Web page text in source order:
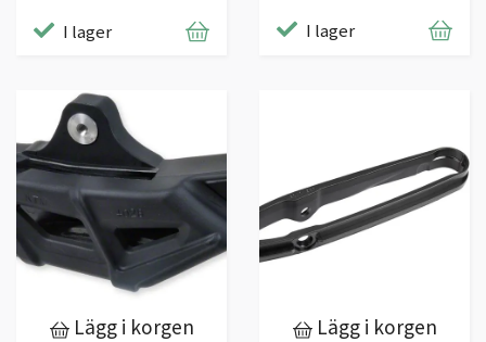
I lager I lager
Lägg i korgen Lägg i korgen